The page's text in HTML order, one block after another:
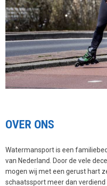
OVER ONS
Watermansport is een
van Nederland. Door de vele
mogen wij met een gerust hart
schaatssport meer dan verdiend